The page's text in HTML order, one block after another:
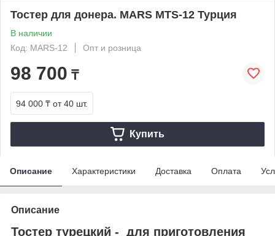
Тостер для донера. MARS MTS-12 Турция
В наличии
Код: MARS-12
Опт и розница
98 700 ₸
94 000 ₸ от 40 шт.
Купить
Описание Характеристики Доставка Оплата
Описание
Тостер турецкий - для приготовления